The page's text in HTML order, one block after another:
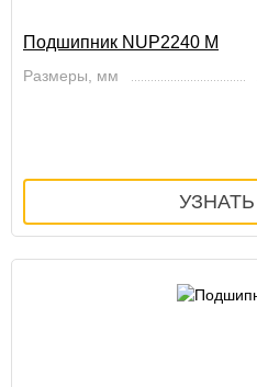
Подшипник NUP2240 M
Размеры, мм